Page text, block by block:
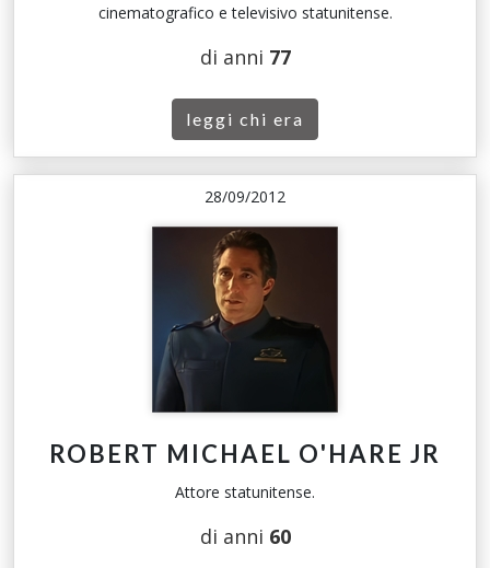
cinematografico e televisivo statunitense.
di anni 77
leggi chi era
28/09/2012
ROBERT MICHAEL O'HARE JR
Attore statunitense.
di anni 60